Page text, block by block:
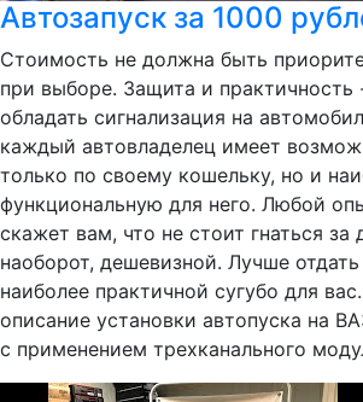
Автозапуск за 1000
Стоимость не должна быть
при выборе. Защита и
обладать сигнализация на
каждый автовладелец имеет
только по своему кошельку, но и
функциональную для него. Любой
скажет вам, что не стоит гнаться за
наоборот, дешевизной. Лучше
наиболее практичной сугубо для
описание установки автопуска на
с применением трехканального